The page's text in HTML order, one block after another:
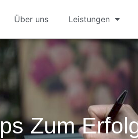
Über uns Leistungen
Zum